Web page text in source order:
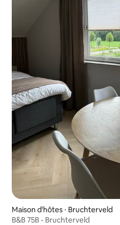
Maison d'hôtes ⋅ Bruchterveld
B&B 75B - Bruchterveld